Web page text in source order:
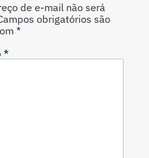
de e-mail não será
obrigatórios são
*
*